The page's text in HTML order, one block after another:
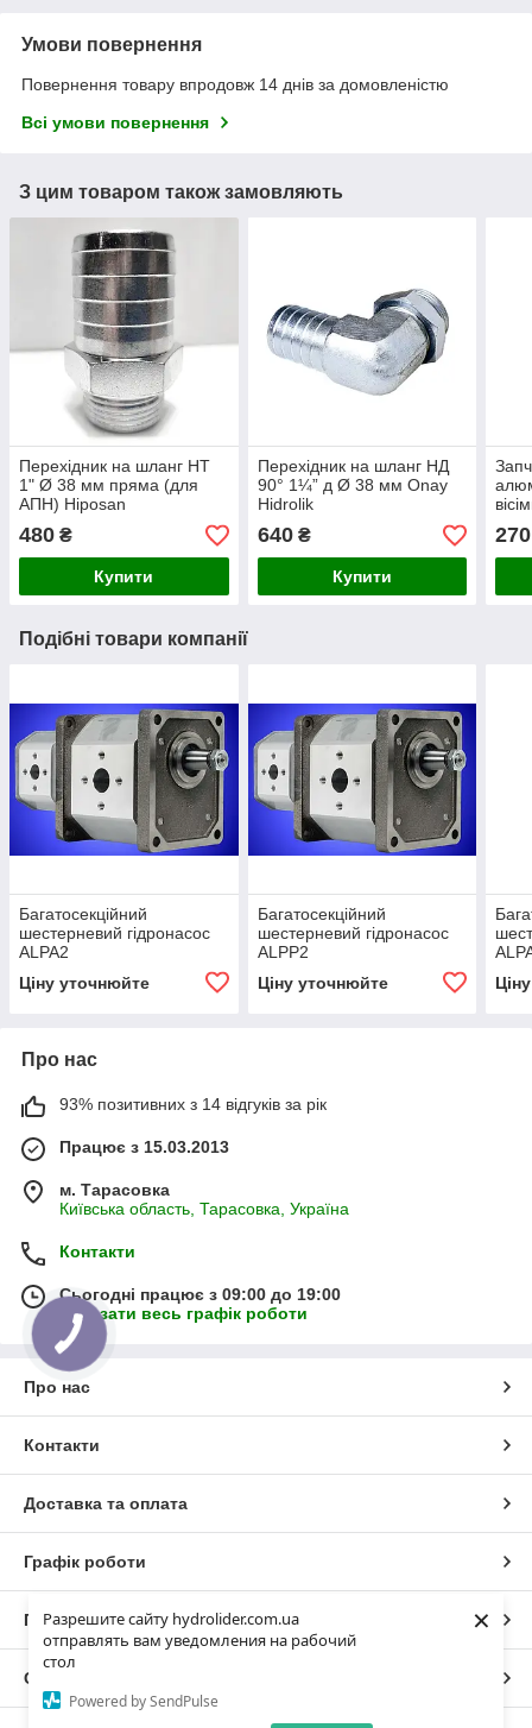
Разрешите сайту hydrolider.com.ua
отправлять вам уведомления на рабочий
стол
Powered by SendPulse
×
Умови повернення
Повернення товару впродовж 14 днів за домовленістю
Всі умови повернення
З цим товаром також замовляють
Перехідник на шланг НТ
1" Ø 38 мм пряма (для
АПН) Hiposan
480 ₴
Купити
Перехідник на шланг НД
90° 1¼” д Ø 38 мм Onay
Hidrolik
640₴
Купити
270
Подібні товари компанії
Багатосекційний
шестерневий гідронасос
ALPA2
Ціну уточнюйте
Багатосекційний
шестерневий гідронасос
ALPP2
Ціну уточнюйте
Про нас
93% позитивних з 14 відгуків за рік
Працює з 15.03.2013
м. Тарасовка
Київська область, Тарасовка, Україна
Контакти
Сьогодні працює з 09:00 до 19:00
Показати весь графік роботи
Про нас
Контакти
Доставка та оплата
Графік роботи
Повна версія сайту
Сайт створено на маркетплейсі